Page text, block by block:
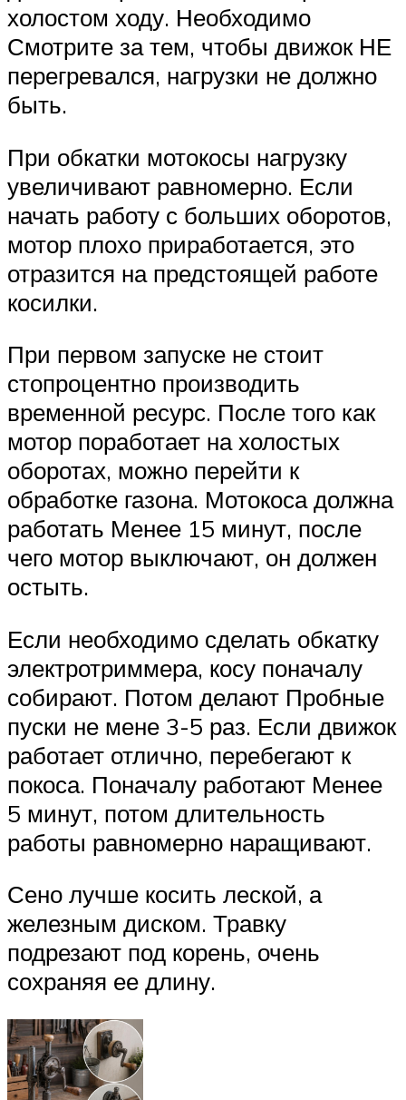
холостом ходу. Необходимо
Смотрите за тем, чтобы движок НЕ
перегревался, нагрузки не должно
быть.
При обкатки мотокосы нагрузку
увеличивают равномерно. Если
начать работу с больших оборотов,
мотор плохо приработается, это
отразится на предстоящей работе
косилки.
При первом запуске не стоит
стопроцентно производить
временной ресурс. После того как
мотор поработает на холостых
оборотах, можно перейти к
обработке газона. Мотокоса должна
работать Менее 15 минут, после
чего мотор выключают, он должен
остыть.
Если необходимо сделать обкатку
электротриммера, косу поначалу
собирают. Потом делают Пробные
пуски не мене 3-5 раз. Если движок
работает отлично, перебегают к
покоса. Поначалу работают Менее
5 минут, потом длительность
работы равномерно наращивают.
Сено лучше косить леской, а
железным диском. Травку
подрезают под корень, очень
сохраняя ее длину.